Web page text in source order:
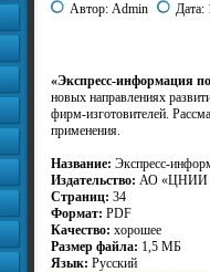
Автор:Admin Дата:
«Экспресс-информация
новых направлениях
фирм-изготовителей.
применения.
Название: Экспресс-
Издательство: АО «ЦНИИ
Страниц: 34
Формат: PDF
Качество: хорошее
Размер файла: 1,5 МБ
Язык: Русский